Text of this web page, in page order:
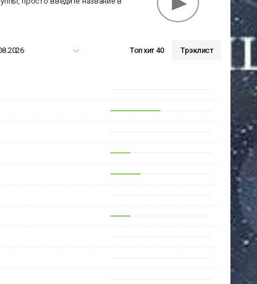
Топ хит 40 Трэклист